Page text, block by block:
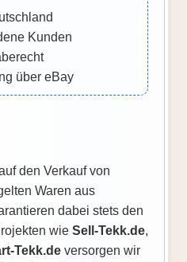
Kunden
über eBay
den Verkauf von
Waren aus
dabei stets den
wie Sell-Tekk.de,
Tekk.de versorgen wir